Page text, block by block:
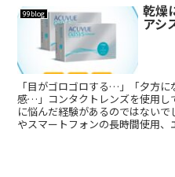
99blog 乾燥
アシ
「目がゴロゴロする…」「夕方
感…」コンタクトレンズを使用し
に悩んだ経験があるのではない
やスマートフォンの長時間使用、